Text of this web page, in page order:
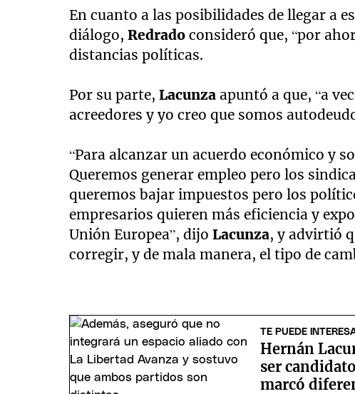
En cuanto a las posibilidades de llegar a
diálogo,Redrado consideró que, “por
distancias políticas.
Por su parte,Lacunza apuntó a que, “a
acreedores y yo creo que somos
“Para alcanzar un acuerdo económico y
Queremos generar empleo pero los
queremos bajar impuestos pero los
empresarios quieren más eficiencia y
Unión Europea”, dijoLacunza, y advirtió
corregir, y de mala manera, el tipo de
TE PUEDE
Hernán
ser
marcó